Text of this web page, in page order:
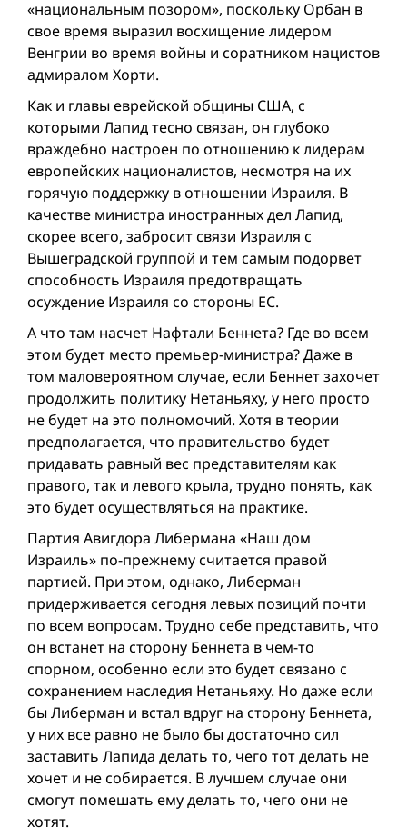
«национальным позором», поскольку Орбан в
свое время выразил восхищение лидером
Венгрии во время войны и соратником нацистов
адмиралом Хорти.
Как и главы еврейской общины США, с
которыми Лапид тесно связан, он глубоко
враждебно настроен по отношению к лидерам
европейских националистов, несмотря на их
горячую поддержку в отношении Израиля. В
качестве министра иностранных дел Лапид,
скорее всего, забросит связи Израиля с
Вышеградской группой и тем самым подорвет
способность Израиля предотвращать
осуждение Израиля со стороны ЕС.
А что там насчет Нафтали Беннета? Где во всем
этом будет место премьер-министра? Даже в
том маловероятном случае, если Беннет захочет
продолжить политику Нетаньяху, у него просто
не будет на это полномочий. Хотя в теории
предполагается, что правительство будет
придавать равный вес представителям как
правого, так и левого крыла, трудно понять, как
это будет осуществляться на практике.
Партия Авигдора Либермана «Наш дом
Израиль» по-прежнему считается правой
партией. При этом, однако, Либерман
придерживается сегодня левых позиций почти
по всем вопросам. Трудно себе представить, что
он встанет на сторону Беннета в чем-то
спорном, особенно если это будет связано с
сохранением наследия Нетаньяху. Но даже если
бы Либерман и встал вдруг на сторону Беннета,
у них все равно не было бы достаточно сил
заставить Лапида делать то, чего тот делать не
хочет и не собирается. В лучшем случае они
смогут помешать ему делать то, чего они не
хотят.